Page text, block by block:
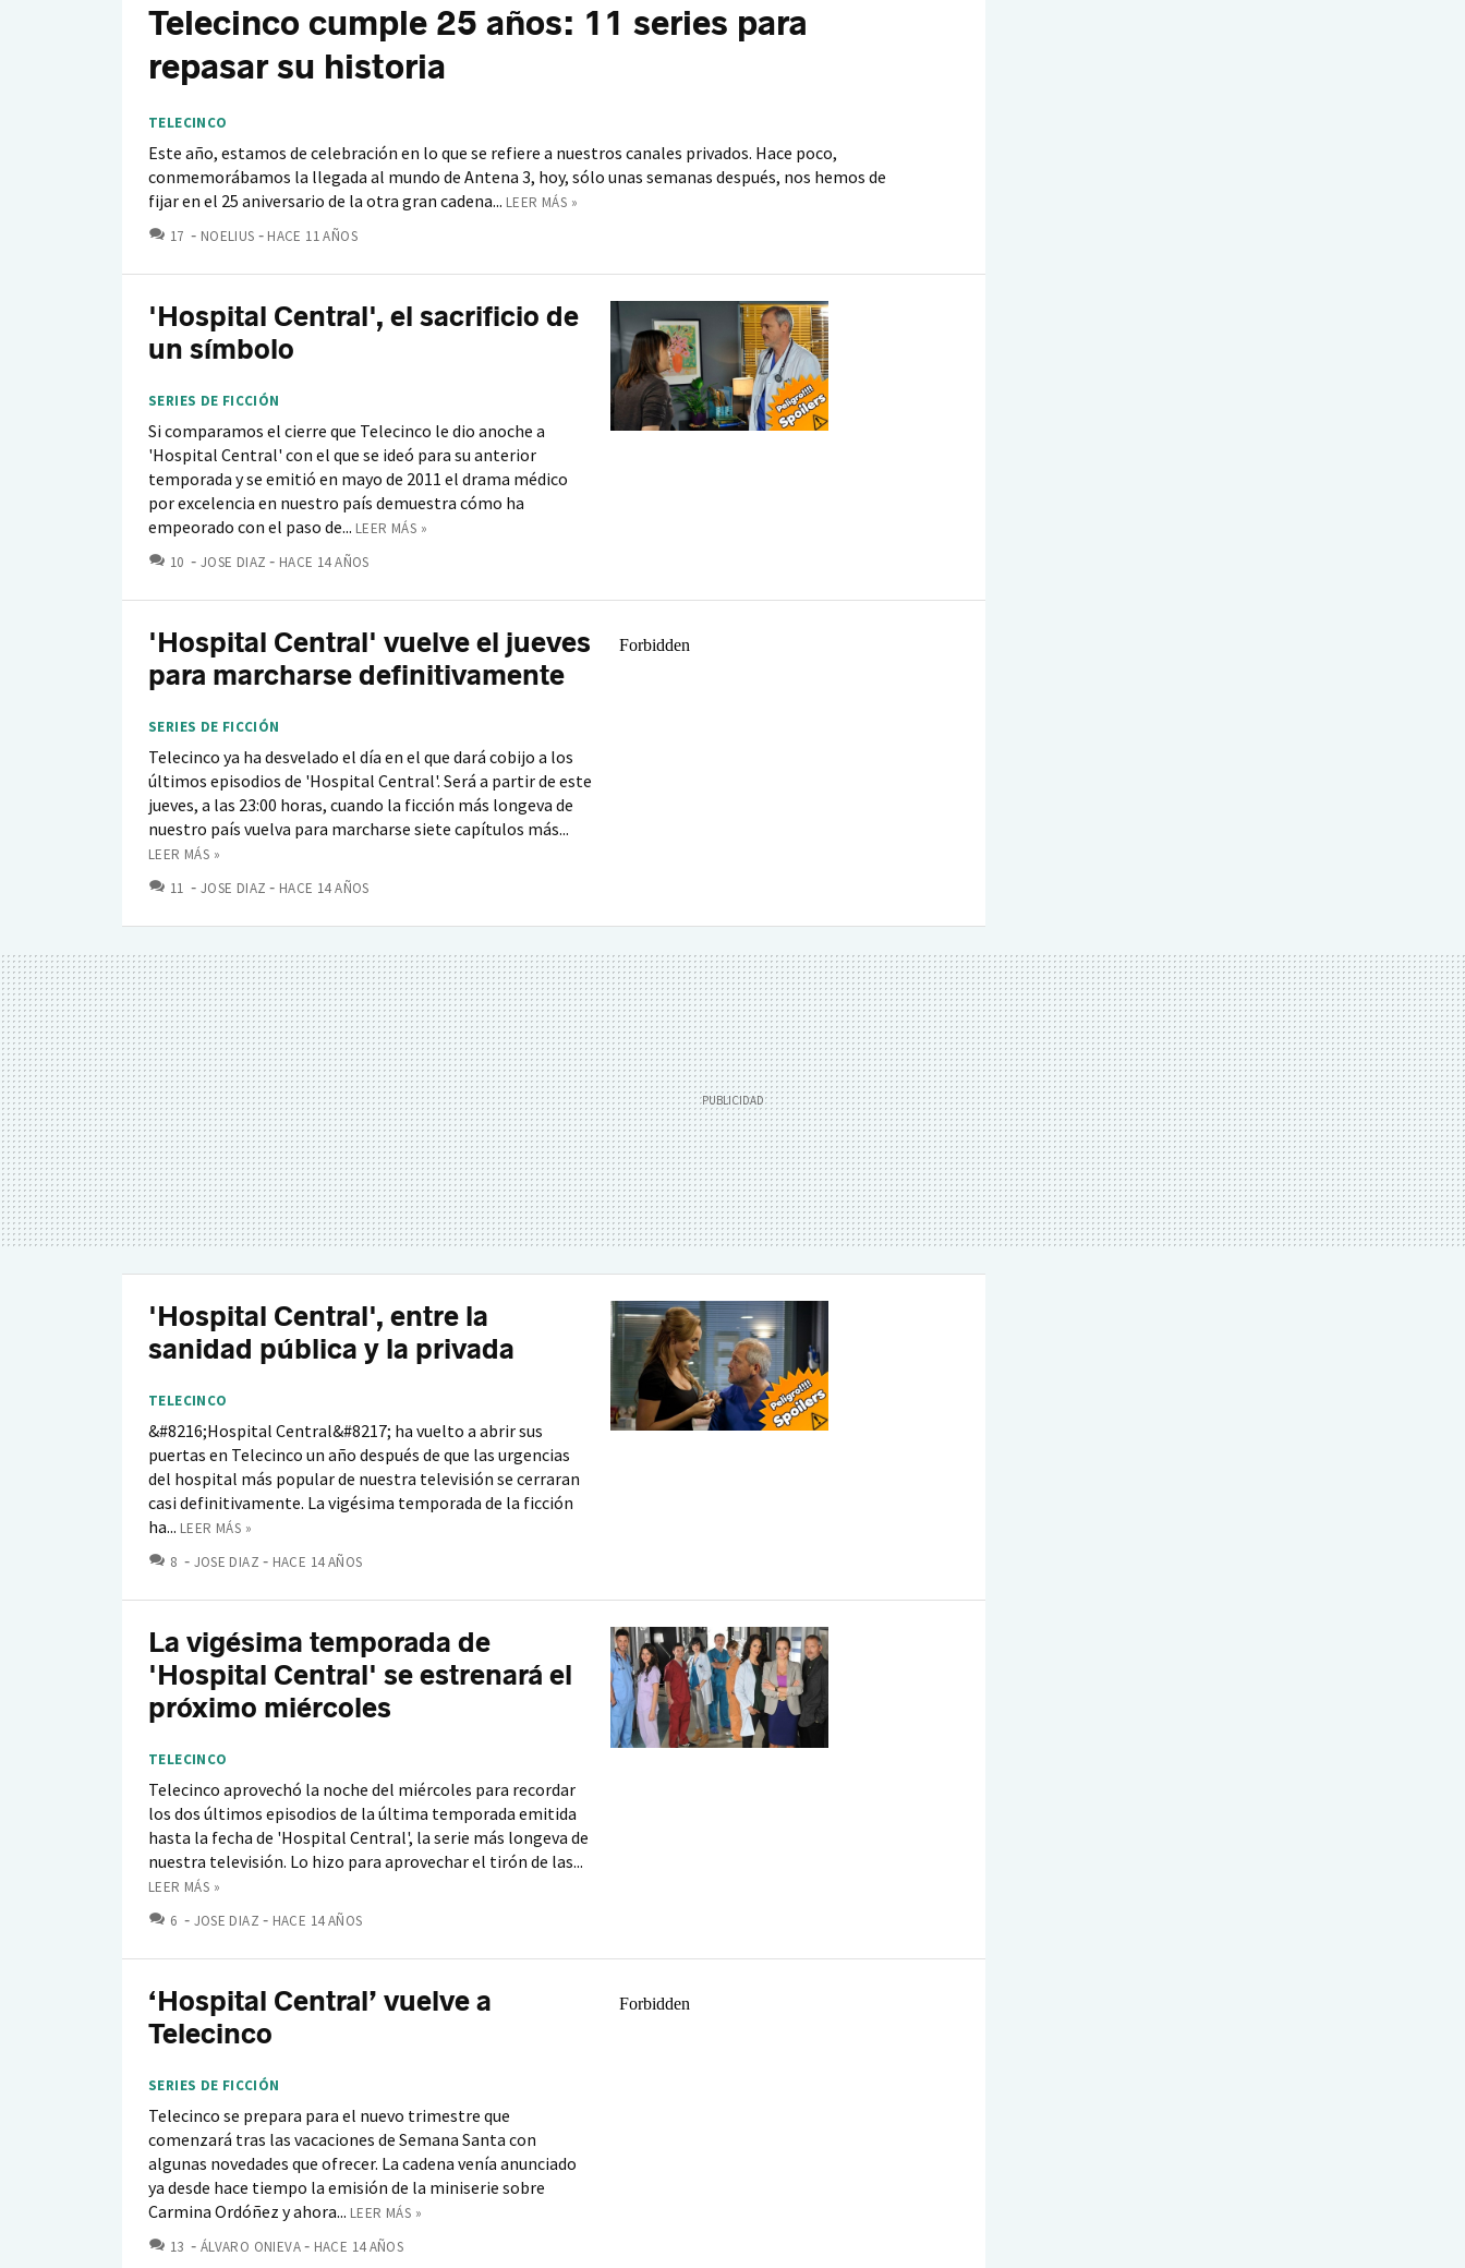
Telecinco cumple 25 años: 11 series para
repasar su historia
TELECINCO
Este año, estamos de celebración en lo que se refiere a nuestros canales privados. Hace poco,
conmemorábamos la llegada al mundo de Antena 3, hoy, sólo unas semanas después, nos hemos de
fijar en el 25 aniversario de la otra gran cadena... LEER MÁS »
17 COMENTARIOS
NOELIUS HACE 11 AÑOS
'Hospital Central', el sacrificio de
un símbolo
SERIES DE FICCIÓN
Si comparamos el cierre que Telecinco le dio anoche a
'Hospital Central' con el que se ideó para su anterior
temporada y se emitió en mayo de 2011 el drama médico
por excelencia en nuestro país demuestra cómo ha
empeorado con el paso de... LEER MÁS »
10 COMENTARIOS
JOSE DIAZ HACE 14 AÑOS
'Hospital Central' vuelve el jueves
para marcharse definitivamente
SERIES DE FICCIÓN
Telecinco ya ha desvelado el día en el que dará cobijo a los
últimos episodios de 'Hospital Central'. Será a partir de este
jueves, a las 23:00 horas, cuando la ficción más longeva de
nuestro país vuelva para marcharse siete capítulos más...
LEER MÁS »
11 COMENTARIOS
JOSE DIAZ HACE 14 AÑOS
'Hospital Central', entre la
sanidad pública y la privada
TELECINCO
&#8216;Hospital Central&#8217; ha vuelto a abrir sus
puertas en Telecinco un año después de que las urgencias
del hospital más popular de nuestra televisión se cerraran
casi definitivamente. La vigésima temporada de la ficción
ha... LEER MÁS »
8 COMENTARIOS
JOSE DIAZ HACE 14 AÑOS
La vigésima temporada de
'Hospital Central' se estrenará el
próximo miércoles
TELECINCO
Telecinco aprovechó la noche del miércoles para recordar
los dos últimos episodios de la última temporada emitida
hasta la fecha de 'Hospital Central', la serie más longeva de
nuestra televisión. Lo hizo para aprovechar el tirón de las...
LEER MÁS »
6 COMENTARIOS
JOSE DIAZ HACE 14 AÑOS
‘Hospital Central’ vuelve a
Telecinco
SERIES DE FICCIÓN
Telecinco se prepara para el nuevo trimestre que
comenzará tras las vacaciones de Semana Santa con
algunas novedades que ofrecer. La cadena venía anunciado
ya desde hace tiempo la emisión de la miniserie sobre
Carmina Ordóñez y ahora... LEER MÁS »
13 COMENTARIOS
ÁLVARO ONIEVA HACE 14 AÑOS